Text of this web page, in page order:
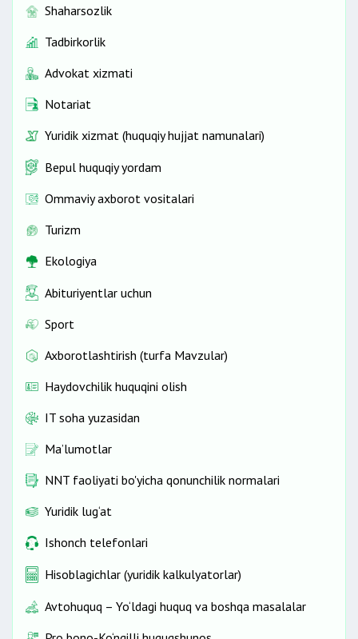
Shaharsozlik
Tadbirkorlik
Advokat xizmati
Notariat
Yuridik xizmat (huquqiy hujjat namunalari)
Bepul huquqiy yordam
Ommaviy axborot vositalari
Turizm
Ekologiya
Abituriyentlar uchun
Sport
Axborotlashtirish (turfa Mavzular)
Haydovchilik huquqini olish
IT soha yuzasidan
Ma’lumotlar
NNT faoliyati bo'yicha qonunchilik normalari
Yuridik lug‘at
Ishonch telefonlari
Hisoblagichlar (yuridik kalkulyatorlar)
Avtohuquq – Yo‘ldagi huquq va boshqa masalalar